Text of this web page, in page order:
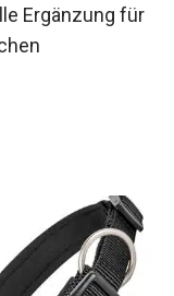
Ergänzung für